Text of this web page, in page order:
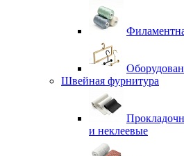
Швейная фурнитура
и неклеевые